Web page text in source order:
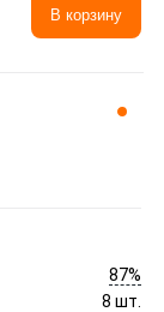
В корзину
87%
8 шт.